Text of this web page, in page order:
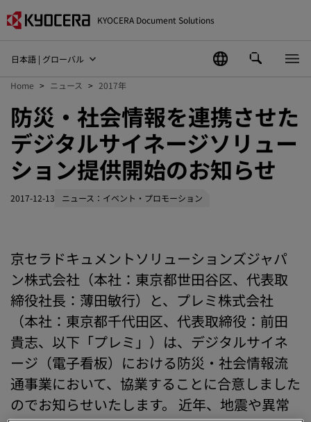
KYOCERA Document Solutions
日本語 | グローバル
Home ニュース 2017年
防災・社会情報を連携させた
デジタルサイネージソリュー
ション提供開始のお知らせ
2017-12-13 ニュース：イベント・プロモーション
京セラドキュメントソリューションズジャパ
ン株式会社（本社：東京都世田谷区、代表取
締役社長：薄田敏行）と、プレミ株式会社
（本社：東京都千代田区、代表取締役：前田
貴志、以下「プレミ」）は、デジタルサイネ
ージ（電子看板）における防災・社会情報流
通事業において、協業することに合意しました
のでお知らせいたします。 近年、地震や異常